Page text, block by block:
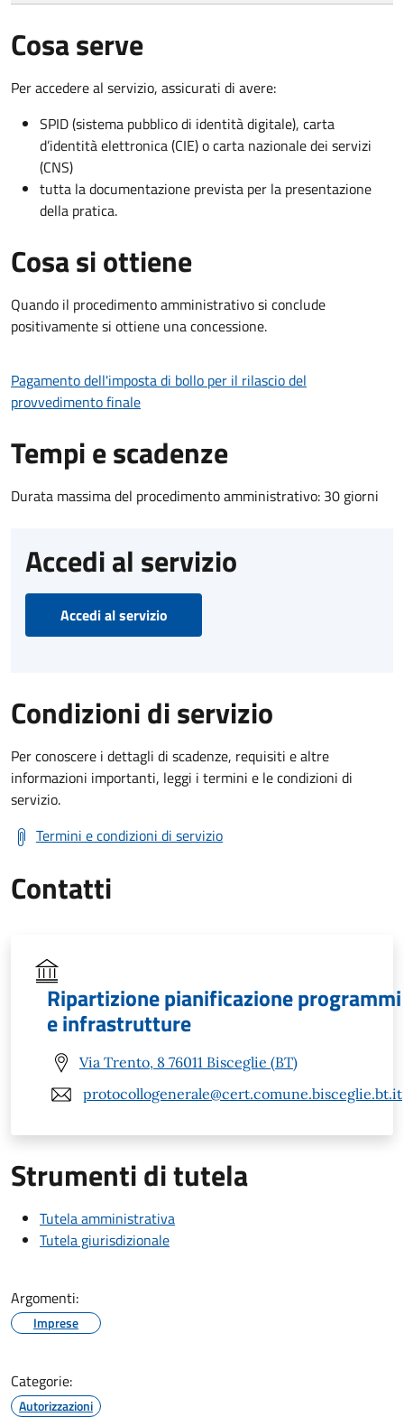
Cosa serve
Per accedere al servizio, assicurati di avere:
SPID (sistema pubblico di identità digitale), carta
d’identità elettronica (CIE) o carta nazionale dei servizi
(CNS)
tutta la documentazione prevista per la presentazione
della pratica.
Cosa si ottiene
Quando il procedimento amministrativo si conclude
positivamente si ottiene una concessione.
Pagamento dell'imposta di bollo per il rilascio del
provvedimento finale
Tempi e scadenze
Durata massima del procedimento amministrativo: 30 giorni
Accedi al servizio
Accedi al servizio
Condizioni di servizio
Per conoscere i dettagli di scadenze, requisiti e altre
informazioni importanti, leggi i termini e le condizioni di
servizio.
Termini e condizioni di servizio
Contatti
Ripartizione pianificazione programmi
e infrastrutture
Via Trento, 8 76011 Bisceglie (BT)
protocollogenerale@cert.comune.bisceglie.bt.it
Strumenti di tutela
Tutela amministrativa
Tutela giurisdizionale
Argomenti:
Imprese
Categorie:
Autorizzazioni